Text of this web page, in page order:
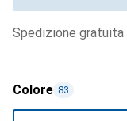
spedizione gratuita
Colore 83